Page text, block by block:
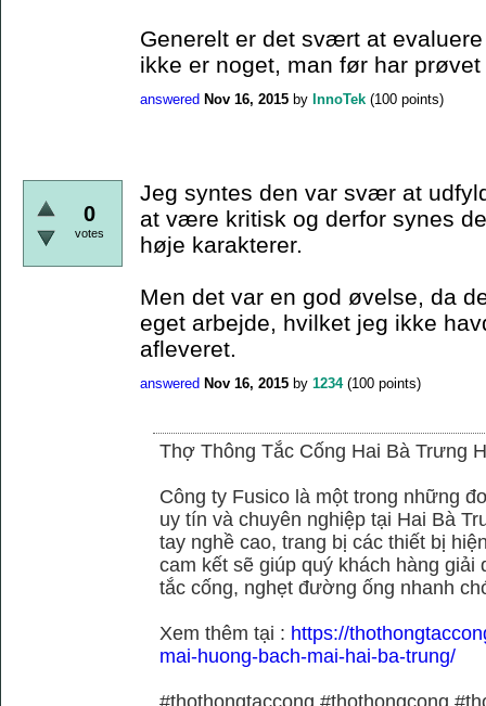
Generelt er det svært at
ikke er noget, man før har
answered Nov 16, 2015 by InnoTek (100 points)
0
votes
Jeg syntes den var svær at
at være kritisk og derfor synes
høje karakterer.
Men det var en god øvelse, da
eget arbejde, hvilket jeg ikke
afleveret.
answered Nov 16, 2015 by 1234 (100 points)
Thợ Thông Tắc Cống Hai Bà Trưng
Công ty Fusico là một trong những
uy tín và chuyên nghiệp tại Hai Bà
tay nghề cao, trang bị các thiết bị
cam kết sẽ giúp quý khách hàng
tắc cống, nghẹt đường ống nhanh
Xem thêm tại : https://
mai-huong-bach-mai-hai-ba-trung/
#thothongtaccong #thothongcong